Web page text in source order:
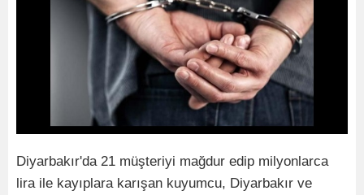
Diyarbakır'da 21 müşteriyi mağdur edip milyonlarca
lira ile kayıplara karışan kuyumcu, Diyarbakır ve